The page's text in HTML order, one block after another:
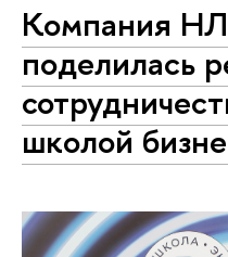
Компания
поделилась
школой